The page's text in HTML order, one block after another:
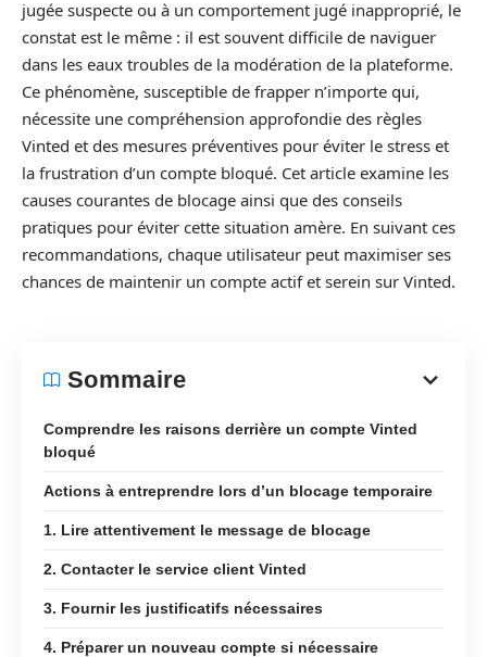
jugée suspecte ou à un comportement jugé inapproprié, le
constat est le même : il est souvent difficile de naviguer
dans les eaux troubles de la modération de la plateforme.
Ce phénomène, susceptible de frapper n’importe qui,
nécessite une compréhension approfondie des règles
Vinted et des mesures préventives pour éviter le stress et
la frustration d’un compte bloqué. Cet article examine les
causes courantes de blocage ainsi que des conseils
pratiques pour éviter cette situation amère. En suivant ces
recommandations, chaque utilisateur peut maximiser ses
chances de maintenir un compte actif et serein sur Vinted.
Sommaire
Comprendre les raisons derrière un compte Vinted
bloqué
Actions à entreprendre lors d’un blocage temporaire
1. Lire attentivement le message de blocage
2. Contacter le service client Vinted
3. Fournir les justificatifs nécessaires
4. Préparer un nouveau compte si nécessaire